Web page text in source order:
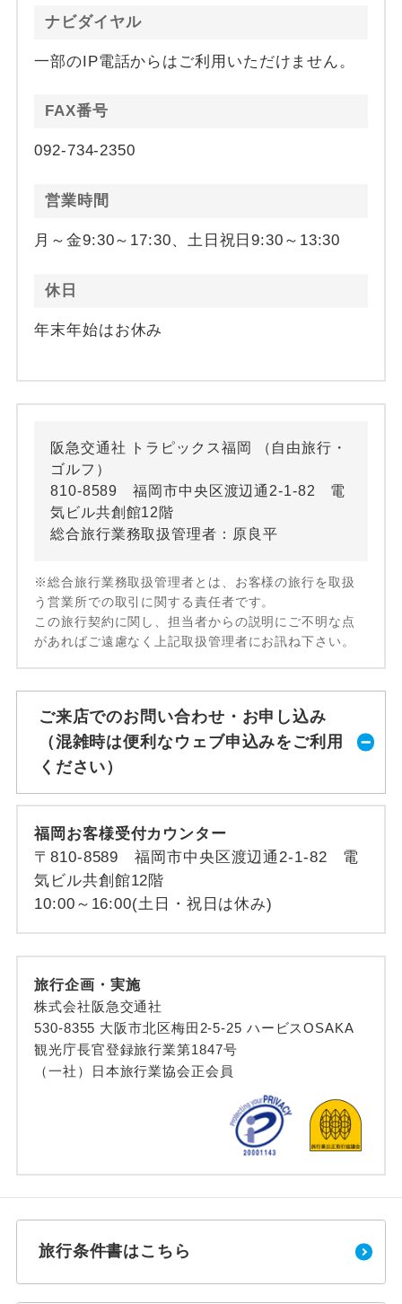
ナビダイヤル
一部のIP電話からはご利用いただけません。
FAX番号
092-734-2350
営業時間
月～金9:30～17:30、土日祝日9:30～13:30
休日
年末年始はお休み
阪急交通社 トラピックス福岡 （自由旅行・
ゴルフ）
810-8589 福岡市中央区渡辺通2-1-82 電
気ビル共創館12階
総合旅行業務取扱管理者：原良平
※総合旅行業務取扱管理者とは、お客様の旅行を取扱
う営業所での取引に関する責任者です。
この旅行契約に関し、担当者からの説明にご不明な点
があればご遠慮なく上記取扱管理者にお訊ね下さい。
ご来店でのお問い合わせ・お申し込み
（混雑時は便利なウェブ申込みをご利用
ください）
福岡お客様受付カウンター
〒810-8589 福岡市中央区渡辺通2-1-82 電
気ビル共創館12階
10:00～16:00(土日・祝日は休み)
旅行企画・実施
株式会社阪急交通社
530-8355 大阪市北区梅田2-5-25 ハービスOSAKA
観光庁長官登録旅行業第1847号
（一社）日本旅行業協会正会員
旅行条件書はこちら